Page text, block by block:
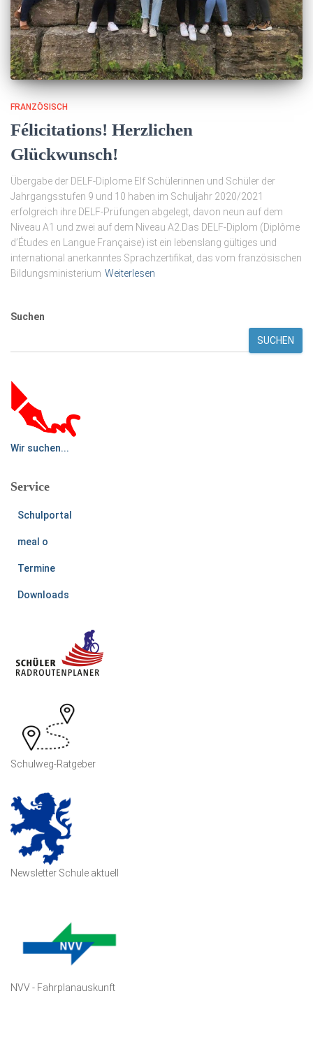
FRANZÖSISCH
Félicitations! Herzlichen
Glückwunsch!
Übergabe der DELF-Diplome Elf Schülerinnen und Schüler der
Jahrgangsstufen 9 und 10 haben im Schuljahr 2020/2021
erfolgreich ihre DELF-Prüfungen abgelegt, davon neun auf dem
Niveau A1 und zwei auf dem Niveau A2.Das DELF-Diplom (Diplôme
d’Études en Langue Française) ist ein lebenslang gültiges und
international anerkanntes Sprachzertifikat, das vom französischen
Bildungsministerium Weiterlesen
Suchen
SUCHEN
Wir suchen...
Service
Schulportal
meal o
Termine
Downloads
Schulweg-Ratgeber
Newsletter Schule aktuell
NVV - Fahrplanauskunft